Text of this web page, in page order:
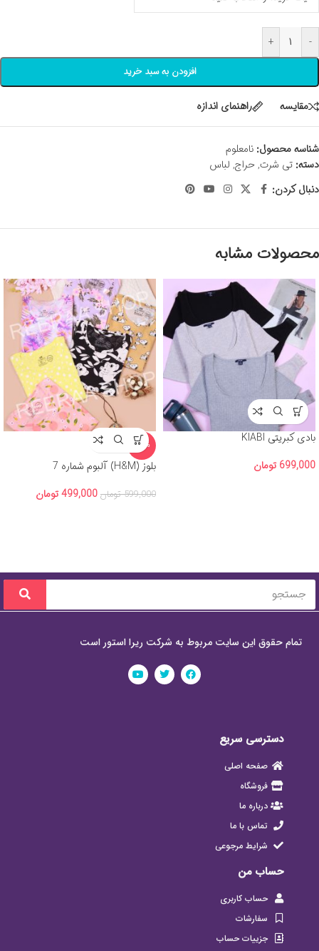
-
+
افزودن به سبد خرید
مقايسه راهنمای اندازه
شناسه محصول: نامعلوم
دسته: تی شرت,حراج, لباس
دنبال کردن:
محصولات مشابه
بادی کبریتی KIABI
699,000 تومان
-17%
بلوز (H&M) آلبوم شماره 7
599,000 تومان 499,000تومان
تمام حقوق این سایت مربوط به شرکت ریرا استور است
دسترسی سریع
صفحه اصلی
فروشگاه
درباره ما
تماس با ما
شرایط مرجوعی
حساب من
حساب کاربری
سفارشات
جزییات حساب